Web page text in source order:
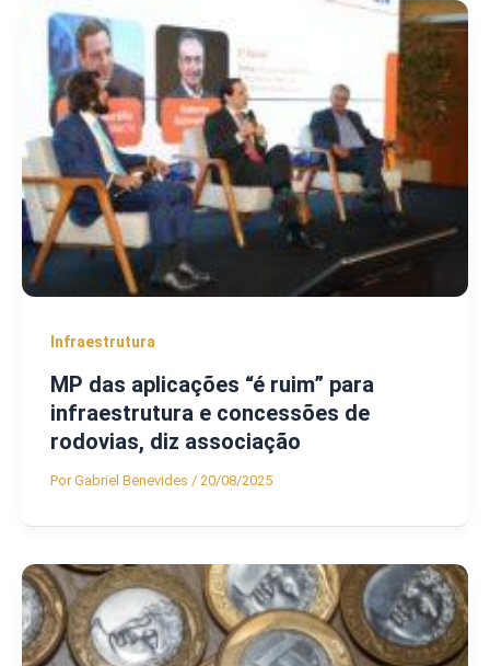
Infraestrutura
MP das aplicações “é ruim” para
infraestrutura e concessões de
rodovias, diz associação
PorGabriel Benevides / 20/08/2025